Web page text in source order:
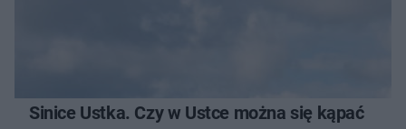
Sinice Ustka. Czy w Ustce można się kąpać